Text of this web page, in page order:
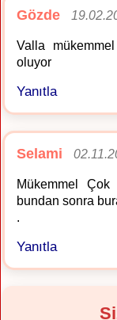
Gözde
Valla
oluyor
Yanıtla
Selami
Mükemmel Çok
bundan sonra
.
Yanıtla